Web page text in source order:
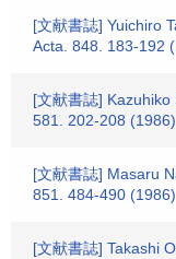
[文献書誌] Yuichiro
Acta. 848. 183-192
[文献書誌] Kazuhiko
581. 202-208 (1986)
[文献書誌] Masaru
851. 484-490 (1986)
[文献書誌] Takashi